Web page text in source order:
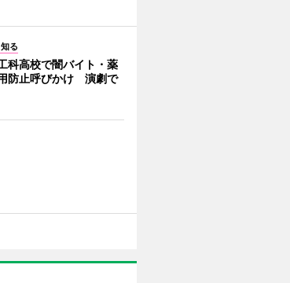
る
科高校で闇バイト・薬
防止呼びかけ 演劇で